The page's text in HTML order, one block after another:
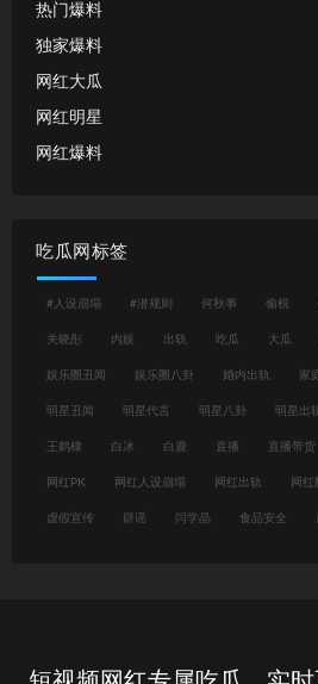
热门爆料
独家爆料
网红大瓜
网红明星
网红爆料
吃瓜网标签
#人设崩塌 #潜规则 何秋亊 偷税
关晓彤 内娱 出轨 吃瓜 大瓜
娱乐圈丑闻 娱乐圈八卦 婚内出轨 家
明星丑闻 明星代言 明星八卦 明星出
王鹤棣 白冰 白鹿 直播 直播带货
网红PK 网红人设崩塌 网红出轨 网红
虚假宣传 辟谣 闫学晶 食品安全